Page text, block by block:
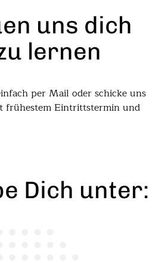
uns dich
lernen
per Mail oder schicke uns
frühestem Eintrittstermin und
Dich unter: